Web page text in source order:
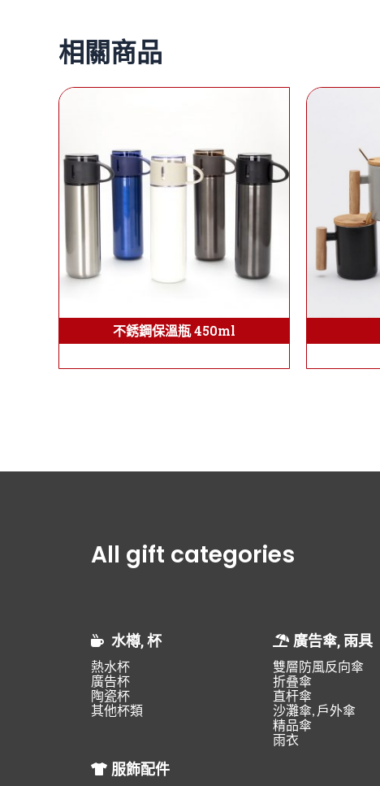
相關商品
不銹鋼保溫瓶 450ml
All gift categories
水樽, 杯
熱水杯
廣告杯
陶瓷杯
其他杯類
服飾配件
廣告傘, 雨具
雙層防風反向傘
折叠傘
直杆傘
沙灘傘, 戶外傘
精品傘
雨衣